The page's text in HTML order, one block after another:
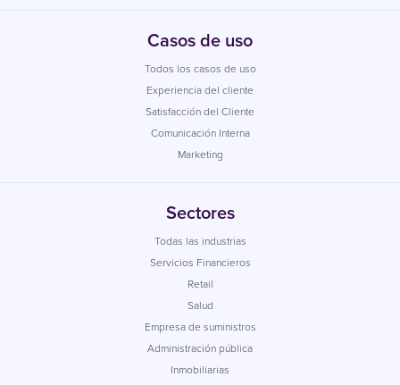
Casos de uso
Todos los casos de uso
Experiencia del cliente
Satisfacción del Cliente
Comunicación Interna
Marketing
Sectores
Todas las industrias
Servicios Financieros
Retail
Salud
Empresa de suministros
Administración pública
Inmobiliarias